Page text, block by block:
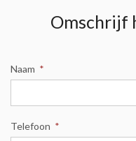
Omschrijf
Naam *
Telefoon *